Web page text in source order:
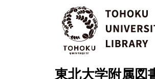
東北大学附属図